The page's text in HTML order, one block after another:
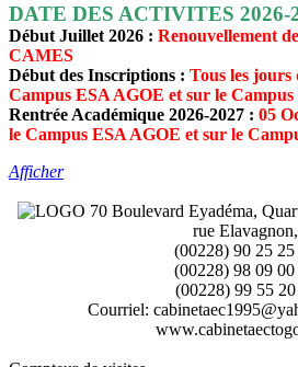
DATE DES ACTIVITES 2026-
Début Juillet 2026 : Renouvellement
CAMES
Début des Inscriptions : Tous les jours
Campus ESA AGOE et sur le
Rentrée Académique 2026-2027 : 05
le Campus ESA AGOE et sur le
Afficher
70 Boulevard Eyadéma,
rue Elavagnon,
(00228) 90 25 25
(00228) 98 09 00
(00228) 99 55 20
Courriel: